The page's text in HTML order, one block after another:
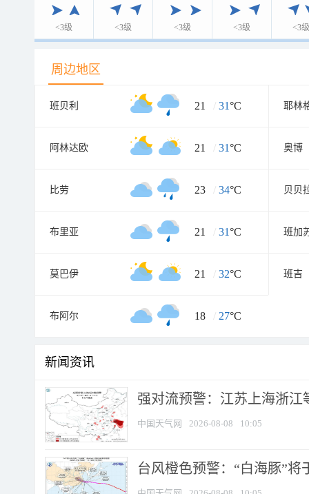
<3级 <3级 <3级 <3级 <3级
周边地区
班贝利 21 / 31°C 耶林
阿林达欧 21 / 31°C 奥博
比劳 23 / 34°C 贝贝
布里亚 21 / 31°C 班加
莫巴伊 21 / 32°C 班吉
布阿尔 18 / 27°C
新闻资讯
强对流预警：江苏上海浙江
中国天气网 2026-08-08 10:05
台风橙色预警：“白海豚”将